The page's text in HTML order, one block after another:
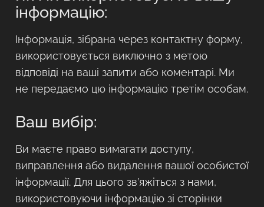
інформацію:
Інформація, зібрана через контактну форму,
використовується виключно з метою
відповіді на ваші запити або коментарі. Ми
не передаємо цю інформацію третім особам.
Ваш вибір:
Ви маєте право вимагати доступу,
виправлення або видалення вашої особистої
інформації. Для цього зв’яжіться з нами,
використовуючи інформацію зі сторінки